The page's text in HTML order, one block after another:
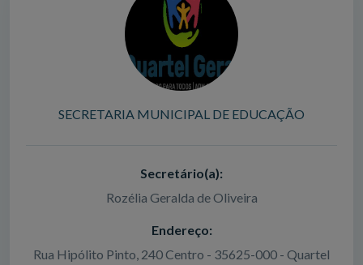
SECRETARIA MUNICIPAL DE EDUCAÇÃO
Secretário(a):
Rozélia Geralda de Oliveira
Endereço:
Rua Hipólito Pinto, 240 Centro - 35625-000 - Quartel